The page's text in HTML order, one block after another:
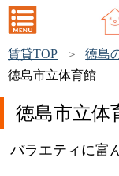
賃貸TOP 徳島
徳島市立体育館
徳島市立体
バラエティに富